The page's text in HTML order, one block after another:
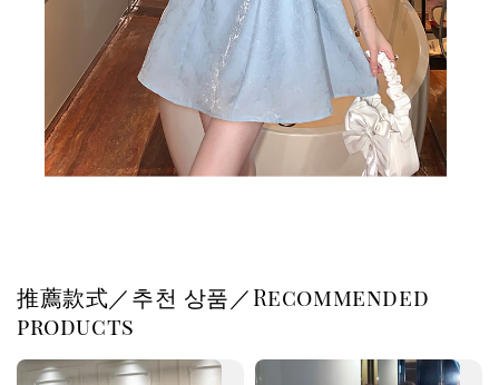
推薦款式／추천 상품／Recommended
products